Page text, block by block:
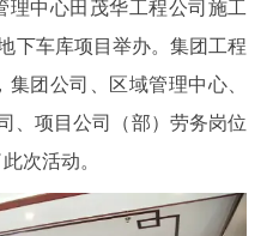
理中心田茂华工程公司施工
下车库项目举办。集团工程
团公司、区域管理中心、
、项目公司（部）劳务岗位
次活动。